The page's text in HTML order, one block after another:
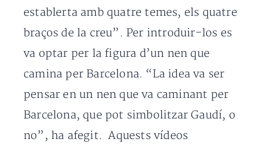
establerta amb quatre temes, els quatre
braços de la creu”. Per introduir-los es
va optar per la figura d’un nen que
camina per Barcelona. “La idea va ser
pensar en un nen que va caminant per
Barcelona, que pot simbolitzar Gaudí, o
no”, ha afegit. Aquests vídeos